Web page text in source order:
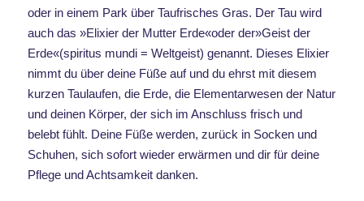
oder in einem Park über Taufrisches Gras. Der Tau wird
auch das »Elixier der Mutter Erde«oder der»Geist der
Erde«(spiritus mundi = Weltgeist) genannt. Dieses Elixier
nimmt du über deine Füße auf und du ehrst mit diesem
kurzen Taulaufen, die Erde, die Elementarwesen der Natur
und deinen Körper, der sich im Anschluss frisch und
belebt fühlt. Deine Füße werden, zurück in Socken und
Schuhen, sich sofort wieder erwärmen und dir für deine
Pflege und Achtsamkeit danken.